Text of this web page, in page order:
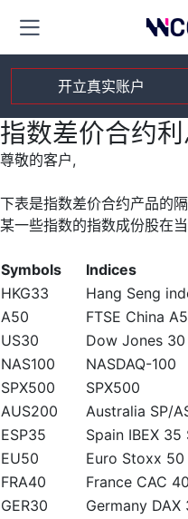
开立真实账户
指数差价合约
尊敬的客户,
下表是指数差价合约产品的
某一些指数的指数成份股在当
Symbols Indices
HKG33
Hang Seng
A50
FTSE China
US30
Dow Jones 30
NAS100
NASDAQ-100
SPX500
SPX500
AUS200
Australia SP/
ESP35
Spain IBEX
EU50
Euro Stoxx
FRA40
France CAC
GER30
Germany